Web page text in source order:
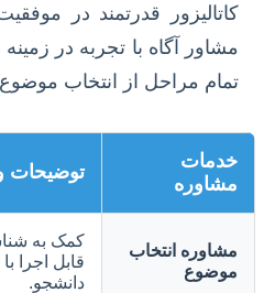
کاتالیزور قدرتمند در
مشاور آگاه با تجربه در
تمام مراحل از انتخاب موضوع
خدمات
مشاوره
توضیحات
مشاوره انتخاب
موضوع
کمک به
قابل اجرا
دانشجو.